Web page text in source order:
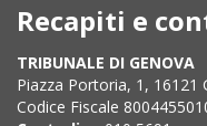
Recapiti e
TRIBUNALE DI GENOVA
Piazza Portoria, 1, 16121
Codice Fiscale